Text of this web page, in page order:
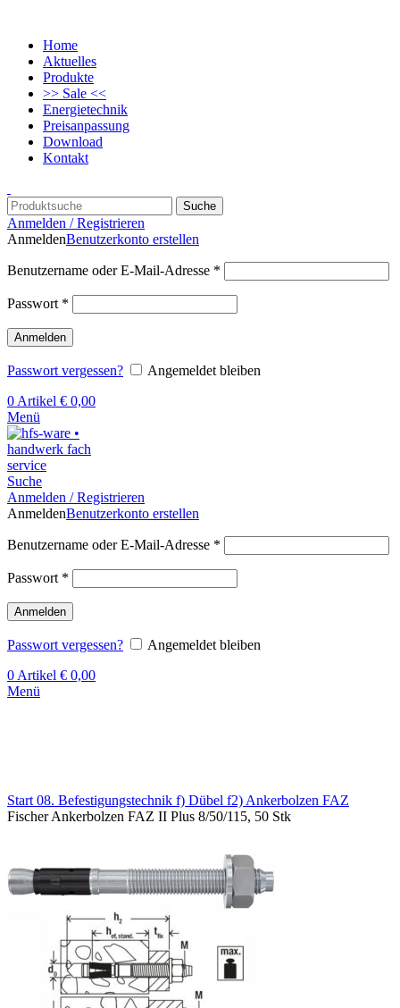
Home
Aktuelles
Produkte
>> Sale <<
Energietechnik
Preisanpassung
Download
Kontakt
Suche
Anmelden / Registrieren
AnmeldenBenutzerkonto erstellen
Benutzername oder E-Mail-Adresse *
Passwort *
Anmelden
Passwort vergessen?
Angemeldet bleiben
0 Artikel € 0,00
Menü
Suche
Anmelden / Registrieren
AnmeldenBenutzerkonto erstellen
Benutzername oder E-Mail-Adresse *
Passwort *
Anmelden
Passwort vergessen?
Angemeldet bleiben
0 Artikel € 0,00
Menü
Start 08. Befestigungstechnik f) Dübel f2) Ankerbolzen FAZ
Fischer Ankerbolzen FAZ II Plus 8/50/115, 50 Stk